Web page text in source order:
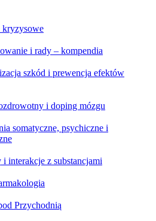
i rady – kompendia
szkód i prewencja efektów
i doping mózgu
psychiczne i
z substancjami
Przychodnią